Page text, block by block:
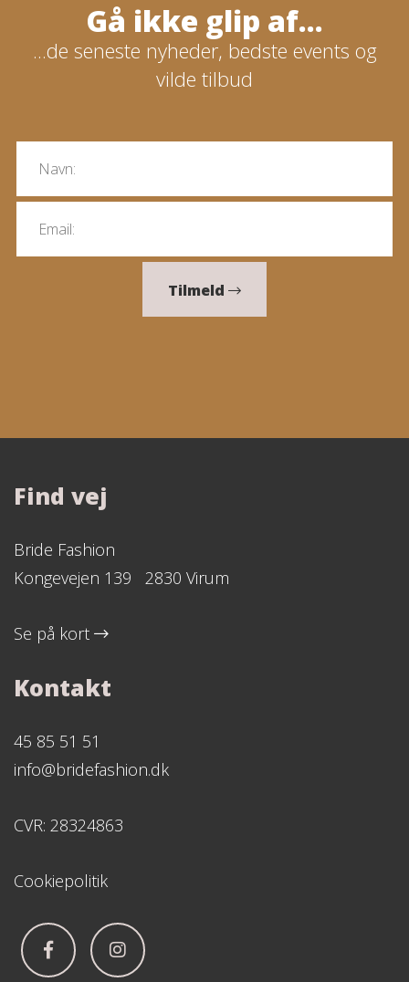
Gå ikke glip af...
...de seneste nyheder, bedste events og
vilde tilbud
Tilmeld
Find vej
Bride Fashion
Kongevejen 139 2830 Virum
Se på kort
Kontakt
45 85 51 51
info@bridefashion.dk
CVR: 28324863
Cookiepolitik